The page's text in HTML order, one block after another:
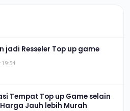
jadi Resseler Top up game
Tempat Top up Game selain
Jauh lebih Murah